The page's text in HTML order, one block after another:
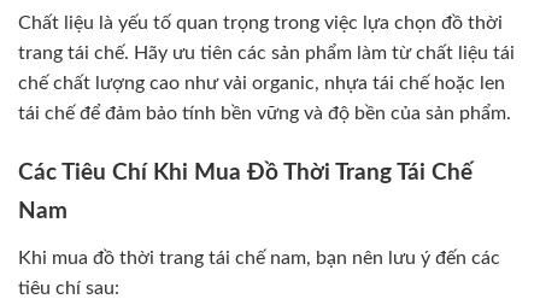
Chất liệu là yếu tố quan trọng trong việc lựa chọn đồ thời
trang tái chế. Hãy ưu tiên các sản phẩm làm từ chất liệu tái
chế chất lượng cao như vải organic, nhựa tái chế hoặc len
tái chế để đảm bảo tính bền vững và độ bền của sản phẩm.
Các Tiêu Chí Khi Mua Đồ Thời Trang Tái Chế
Nam
Khi mua đồ thời trang tái chế nam, bạn nên lưu ý đến các
tiêu chí sau: